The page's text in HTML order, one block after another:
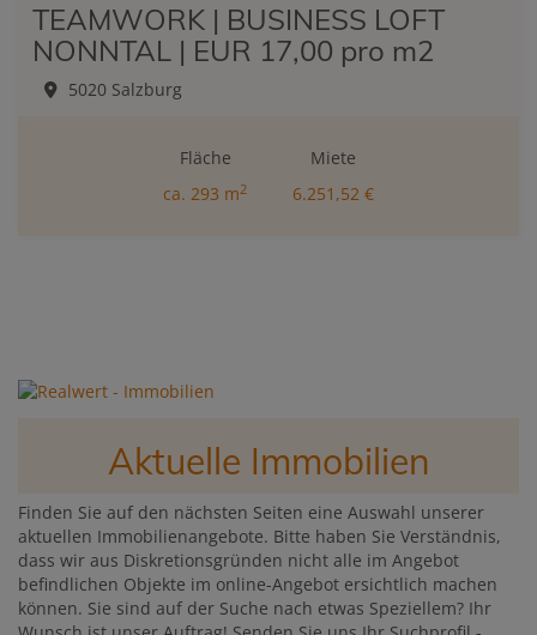
TEAMWORK | BUSINESS LOFT
NONNTAL | EUR 17,00 pro m2
5020 Salzburg
Fläche
ca. 293 m2
Miete
6.251,52 €
Aktuelle Immobilien
Finden Sie auf den nächsten Seiten eine Auswahl unserer
aktuellen Immobilienangebote. Bitte haben Sie Verständnis,
dass wir aus Diskretionsgründen nicht alle im Angebot
befindlichen Objekte im online-Angebot ersichtlich machen
können. Sie sind auf der Suche nach etwas Speziellem? Ihr